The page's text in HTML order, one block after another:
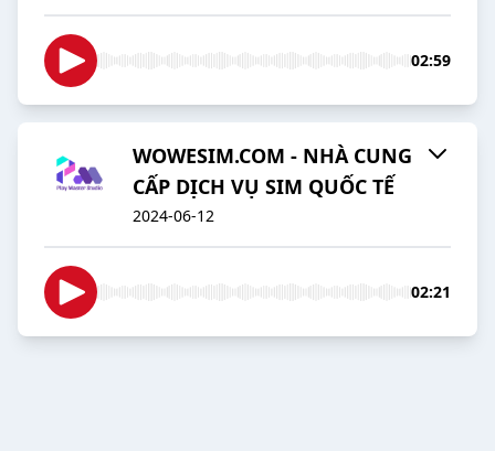
02:59
WOWESIM.COM - NHÀ CUNG
CẤP DỊCH VỤ SIM QUỐC TẾ
2024-06-12
02:21